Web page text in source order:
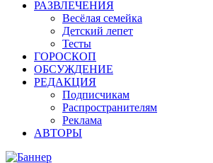
РАЗВЛЕЧЕНИЯ
Весёлая семейка
Детский лепет
Тесты
ГОРОСКОП
ОБСУЖДЕНИЕ
РЕДАКЦИЯ
Подписчикам
Распространителям
Реклама
АВТОРЫ